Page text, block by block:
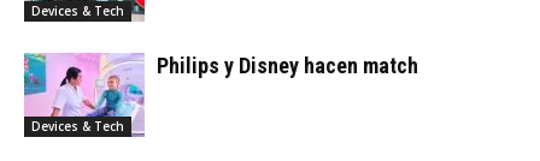
Devices & Tech
Devices & Tech
Philips y Disney hacen match